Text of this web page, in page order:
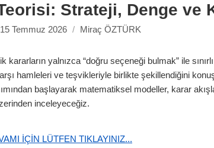
Strateji, Denge ve
15 Temmuz 2026 / Miraç ÖZTÜRK
kararların yalnızca “doğru seçeneği bulmak” ile
hamleleri ve teşvikleriyle birlikte şekillendiğini
başlayarak matematiksel modeller, karar
inceleyeceğiz.
IÇIN LÜTFEN TIKLAYINIZ...